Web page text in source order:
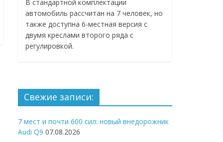
В стандартной комплектации
автомобиль рассчитан на 7 человек, но
также доступна 6-местная версия с
двумя креслами второго ряда с
регулировкой.
Свежие записи:
7 мест и почти 600 сил: новый внедорожник
Audi Q9 07.08.2026